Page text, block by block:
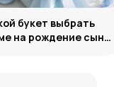
букет выбрать
на рождение сына: